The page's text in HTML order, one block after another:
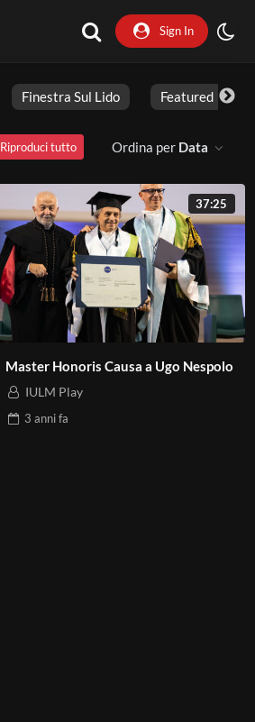
Sign In
Finestra Sul Lido Featured
Riproduci tutto Ordina per Data
37:25
Master Honoris Causa a Ugo Nespolo
IULM Play
3 annifa